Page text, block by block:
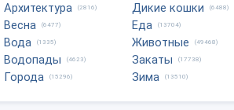
Архитектура (2816)
Весна (6477)
Вода (1335)
Водопады (4623)
Города (15296)
Дикие кошки (6488)
Еда (13704)
Животные (49468)
Закаты (17738)
Зима (13510)